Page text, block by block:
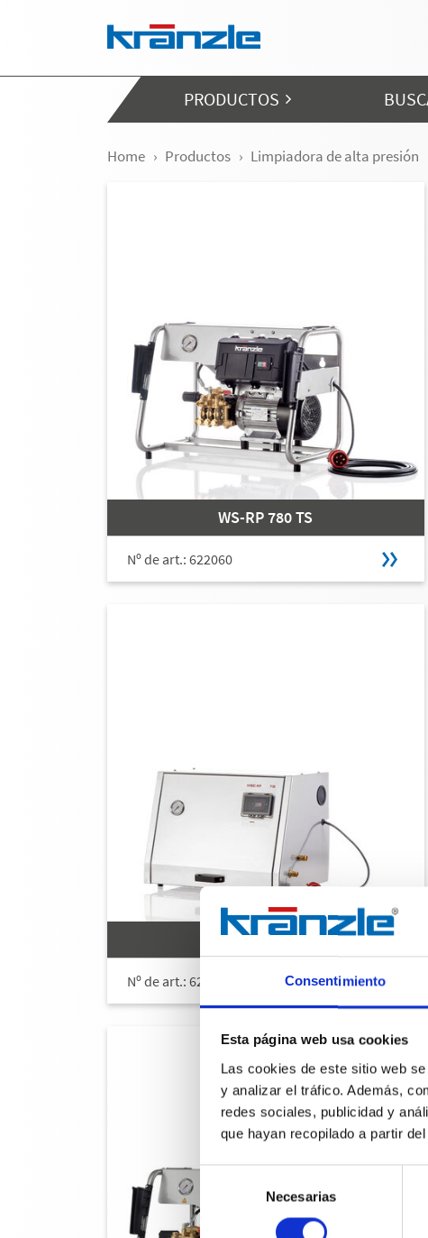
Consentimiento
Esta página web usa cookies
Las cookies de este sitio web
y analizar el tráfico. Además,
redes sociales, publicidad y
que hayan recopilado a partir
consentimiento
Necesarias
PRODUCTOS
Home Productos Limpiadora de alta presión
WS-RP 780 TS
Nº de art.: 622060
WSC-RP 900 TS
Nº de art.: 622090